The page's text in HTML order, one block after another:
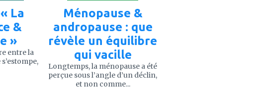
La
&
»
entre la
Ménopause &
andropause : que
révèle un équilibre
qui vacille
Longtemps, la ménopause a été
perçue sous l’angle d’un déclin,
et non comme...